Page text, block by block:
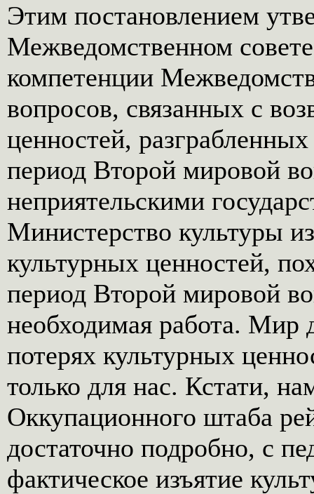
Этим постановлением
Межведомственном
компетенции
вопросов, связанных с
ценностей,
период Второй мировой
неприятельскими
Министерство культуры
культурных ценностей,
период Второй мировой
необходимая работа. Мир
потерях культурных
только для нас. Кстати,
Оккупационного штаба
достаточно подробно, с
фактическое изъятие